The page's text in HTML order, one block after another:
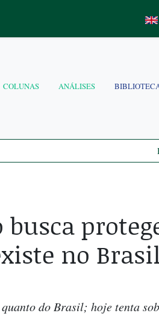
COLUNAS ANÁLISES
busca
no
do Brasil; hoje tenta